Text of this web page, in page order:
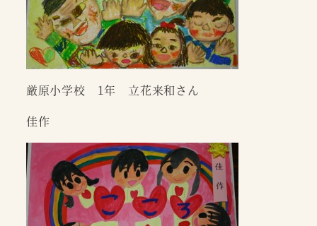
厳原小学校 1年 立花来和さん
佳作